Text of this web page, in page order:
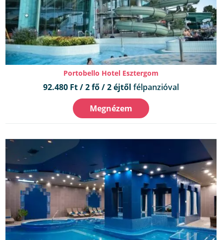
Portobello Hotel Esztergom
92.480 Ft / 2 fő / 2 éjtől félpanzióval
Megnézem